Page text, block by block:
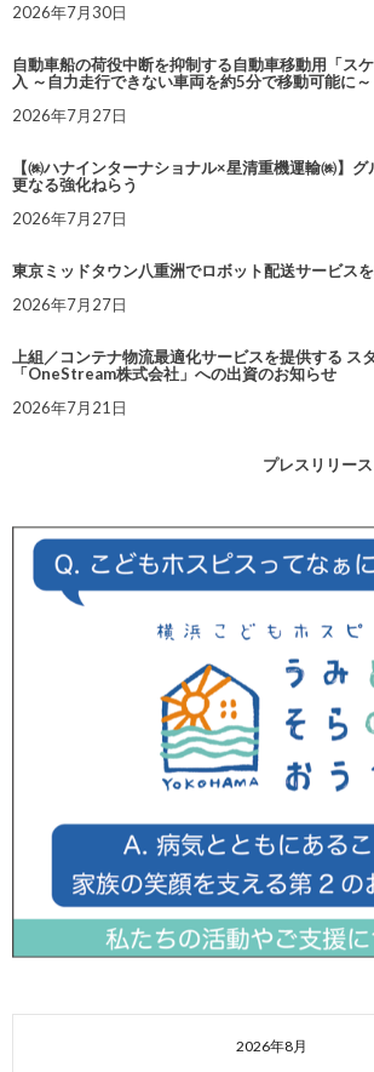
2026年7月30日
自動車船の荷役中断を抑制する自動車移動用「ス
入 ～自力走行できない車両を約5分で移動可能に～
2026年7月27日
【㈱ハナインターナショナル×星清重機運輸㈱】
更なる強化ねらう
2026年7月27日
東京ミッドタウン八重洲でロボット配送サービス
2026年7月27日
上組／コンテナ物流最適化サービスを提供する ス
「OneStream株式会社」への出資のお知らせ
2026年7月21日
プレスリリー
2026年8月